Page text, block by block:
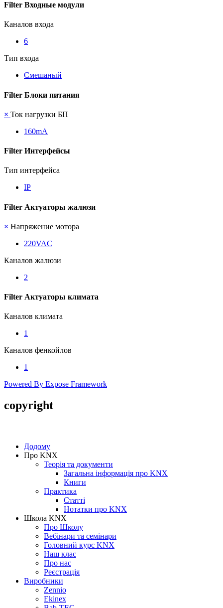
Filter Входные модули
Каналов входа
6
Тип входа
Смешаный
Filter Блоки питания
× Ток нагрузки БП
160mА
Filter Интерфейсы
Тип интерфейса
IP
Filter Актуаторы жалюзи
× Напряжение мотора
220VAC
Каналов жалюзи
2
Filter Актуаторы климата
Каналов климата
1
Каналов фенкойлов
1
Powered By Expose Framework
copyright
Додому
Про KNX
Теорія та документи
Загальна інформація про KNX
Книги
Практика
Статті
Нотатки про KNХ
Школа KNX
Про Школу
Вебінари та семінари
Головний курс KNX
Наш клас
Про нас
Реєстрація
Виробники
Zennio
Ekinex